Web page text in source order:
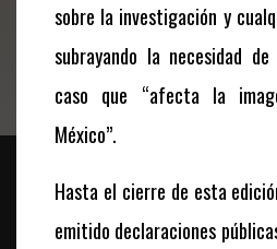
sobre la investigación y
subrayando la necesidad
caso que “afecta la
México”.
Hasta el cierre de esta
emitido declaraciones